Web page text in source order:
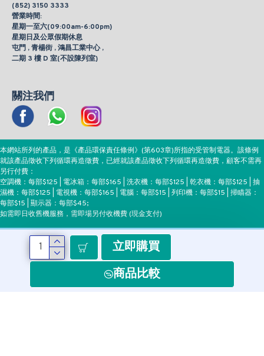
立即購買
商品比較
(852) 3150 3333
營業時間:
星期一至六(09:00am-6:00pm)
星期日及公眾假期休息
屯門 , 青楊街 , 鴻昌工業中心 ,
二期 3 樓 D 室(不設陳列室)
關注我們
本網站所列的產品，是《產品環保責任條例》(第603章)所指的受管制電器。該條例
就該產品徵收下列循環再造徵費，已經就該產品徵收下列循環再造徵費，顧客不需再
另行付費：
空調機：每部$125 | 電冰箱：每部$165 | 洗衣機：每部$125 | 乾衣機：每部$125 | 抽
濕機：每部$125 | 電視機：每部$165 | 電腦：每部$15 | 列印機：每部$15 | 掃瞄器：
每部$15 | 顯示器：每部$45;
如需即日收舊機服務，需即場另付收機費 (現金支付)